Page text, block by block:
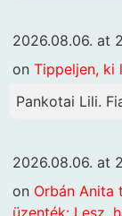
2026.08.06. at
on Tippeljen, ki
Pankotai Lili.
2026.08.06. at
on Orbán
üzenték: Lesz,